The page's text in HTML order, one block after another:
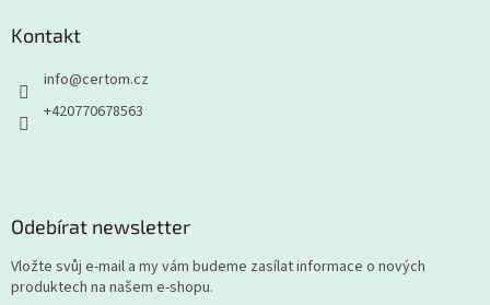
Kontakt
info@certom.cz
+420770678563
Odebírat newsletter
Vložte svůj e-mail a my vám budeme zasílat informace o nových
produktech na našem e-shopu.